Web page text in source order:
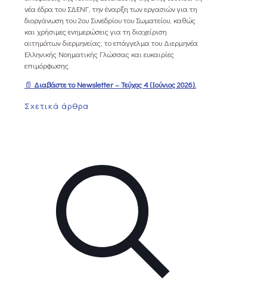
νέα έδρα του ΣΔΕΝΓ, την έναρξη των εργασιών για τη
διοργάνωση του 2ου Συνεδρίου του Σωματείου, καθώς
και χρήσιμες ενημερώσεις για τη διαχείριση
αιτημάτων διερμηνείας, το επάγγελμα του Διερμηνέα
Ελληνικής Νοηματικής Γλώσσας και ευκαιρίες
επιμόρφωσης.
📄 Διαβάστε το Newsletter – Τεύχος 4 (Ιούνιος 2026).
Σχετικά άρθρα